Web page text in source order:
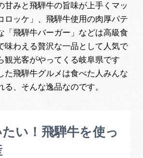
甘みと飛騨牛の旨味が上手くマッ
ロッケ」、飛騨牛使用の肉厚パテ
「飛騨牛バーガー」などは高級食
味わえる贅沢な一品として人気で
観光客がやってくる岐阜県です
た飛騨牛グルメは食べた人みんな
る、そんな逸品なのです。
い！飛騨牛を使っ